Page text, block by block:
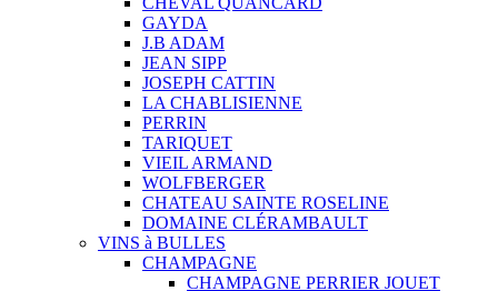
GAYDA
J.B ADAM
JEAN SIPP
JOSEPH CATTIN
LA CHABLISIENNE
PERRIN
TARIQUET
VIEIL ARMAND
WOLFBERGER
CHATEAU SAINTE ROSELINE
DOMAINE CLÉRAMBAULT
VINS à BULLES
CHAMPAGNE
CHAMPAGNE PERRIER JOUET